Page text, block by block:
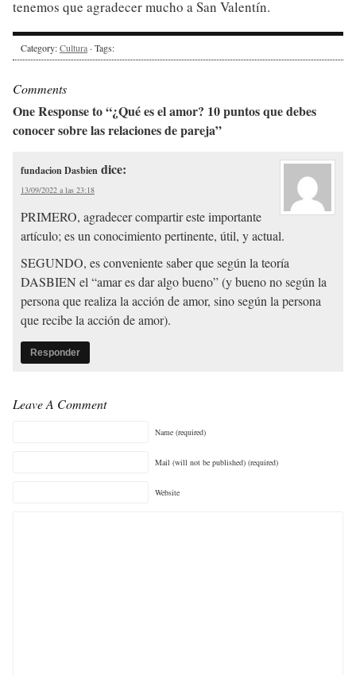
tenemos que agradecer mucho a San Valentín.
Category:Cultura · Tags:
Comments
One Response to “¿Qué es el amor? 10 puntos que debes
conocer sobre las relaciones de pareja”
fundacion Dasbien dice:
13/09/2022 a las 23:18
PRIMERO, agradecer compartir este importante
artículo; es un conocimiento pertinente, útil, y actual.
SEGUNDO, es conveniente saber que según la teoría
DASBIEN el “amar es dar algo bueno” (y bueno no según la
persona que realiza la acción de amor, sino según la persona
que recibe la acción de amor).
Responder
Leave A Comment
Name (required)
Mail (will not be published) (required)
Website